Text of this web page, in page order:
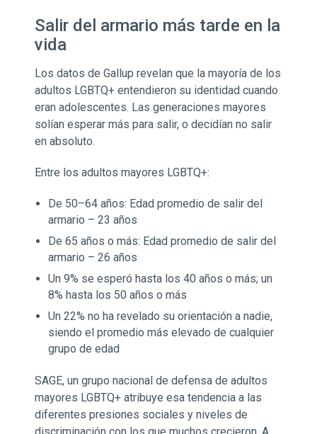
Salir del armario más tarde en la
vida
Los datos de Gallup revelan que la mayoría de los
adultos LGBTQ+ entendieron su identidad cuando
eran adolescentes. Las generaciones mayores
solían esperar más para salir, o decidían no salir
en absoluto.
Entre los adultos mayores LGBTQ+:
De 50–64 años: Edad promedio de salir del
armario – 23 años
De 65 años o más: Edad promedio de salir del
armario – 26 años
Un 9% se esperó hasta los 40 años o más; un
8% hasta los 50 años o más
Un 22% no ha revelado su orientación a nadie,
siendo el promedio más elevado de cualquier
grupo de edad
SAGE, un grupo nacional de defensa de adultos
mayores LGBTQ+ atribuye esa tendencia a las
diferentes presiones sociales y niveles de